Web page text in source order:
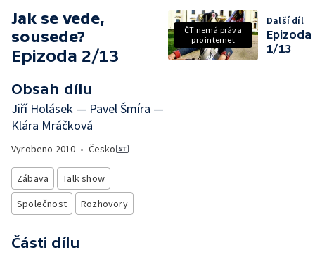
Jak se vede,
sousede?
Epizoda 2/13
Obsah dílu
Jiří Holásek — Pavel Šmíra —
Klára Mráčková
Vyrobeno 2010 • Česko
Zábava
Talk show
Společnost
Rozhovory
Části dílu
ČT nemá práva
pro internet
Další díl
Epizoda
1/13